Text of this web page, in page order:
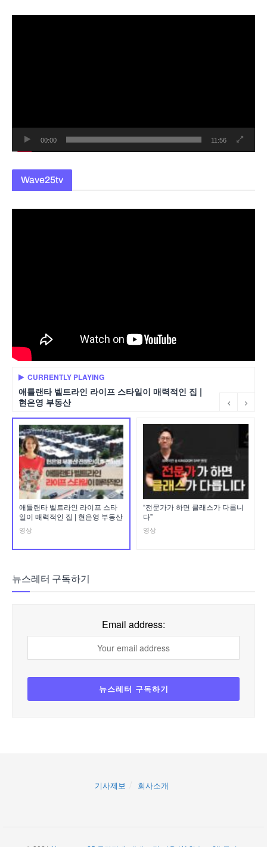
00:00 11:56
Wave25tv
CURRENTLY PLAYING
애틀랜타 벨트라인 라이프 스타일이 매력적인 집 |
현은영 부동산
애틀랜타 벨트라인 라이프 스타
일이 매력적인 집 | 현은영 부동산
영상
“전문가가 하면 클래스가 다릅니
다”
영상
뉴스레터 구독하기
Email address:
기사제보 회사소개